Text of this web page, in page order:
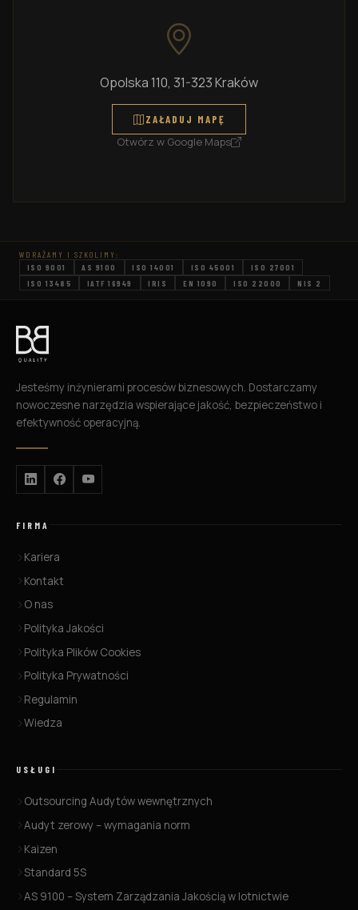
Opolska 110, 31-323 Kraków
ZAŁADUJ MAPĘ
Otwórz w Google Maps
WDRAŻAMY I SZKOLIMY:
ISO 9001
AS 9100 ISO 14001 ISO 45001
ISO 27001
ISO 13485
IATF 16949 IRIS EN 1090 ISO 22000 NIS 2
Jesteśmy inżynierami procesów biznesowych. Dostarczamy
nowoczesne narzędzia wspierające jakość, bezpieczeństwo i
efektywność operacyjną.
FIRMA
Kariera
Kontakt
O nas
Polityka Jakości
Polityka Plików Cookies
Polityka Prywatności
Regulamin
Wiedza
USŁUGI
Outsourcing Audytów wewnętrznych
Audyt zerowy – wymagania norm
Kaizen
Standard 5S
AS 9100 – System Zarządzania Jakością w lotnictwie